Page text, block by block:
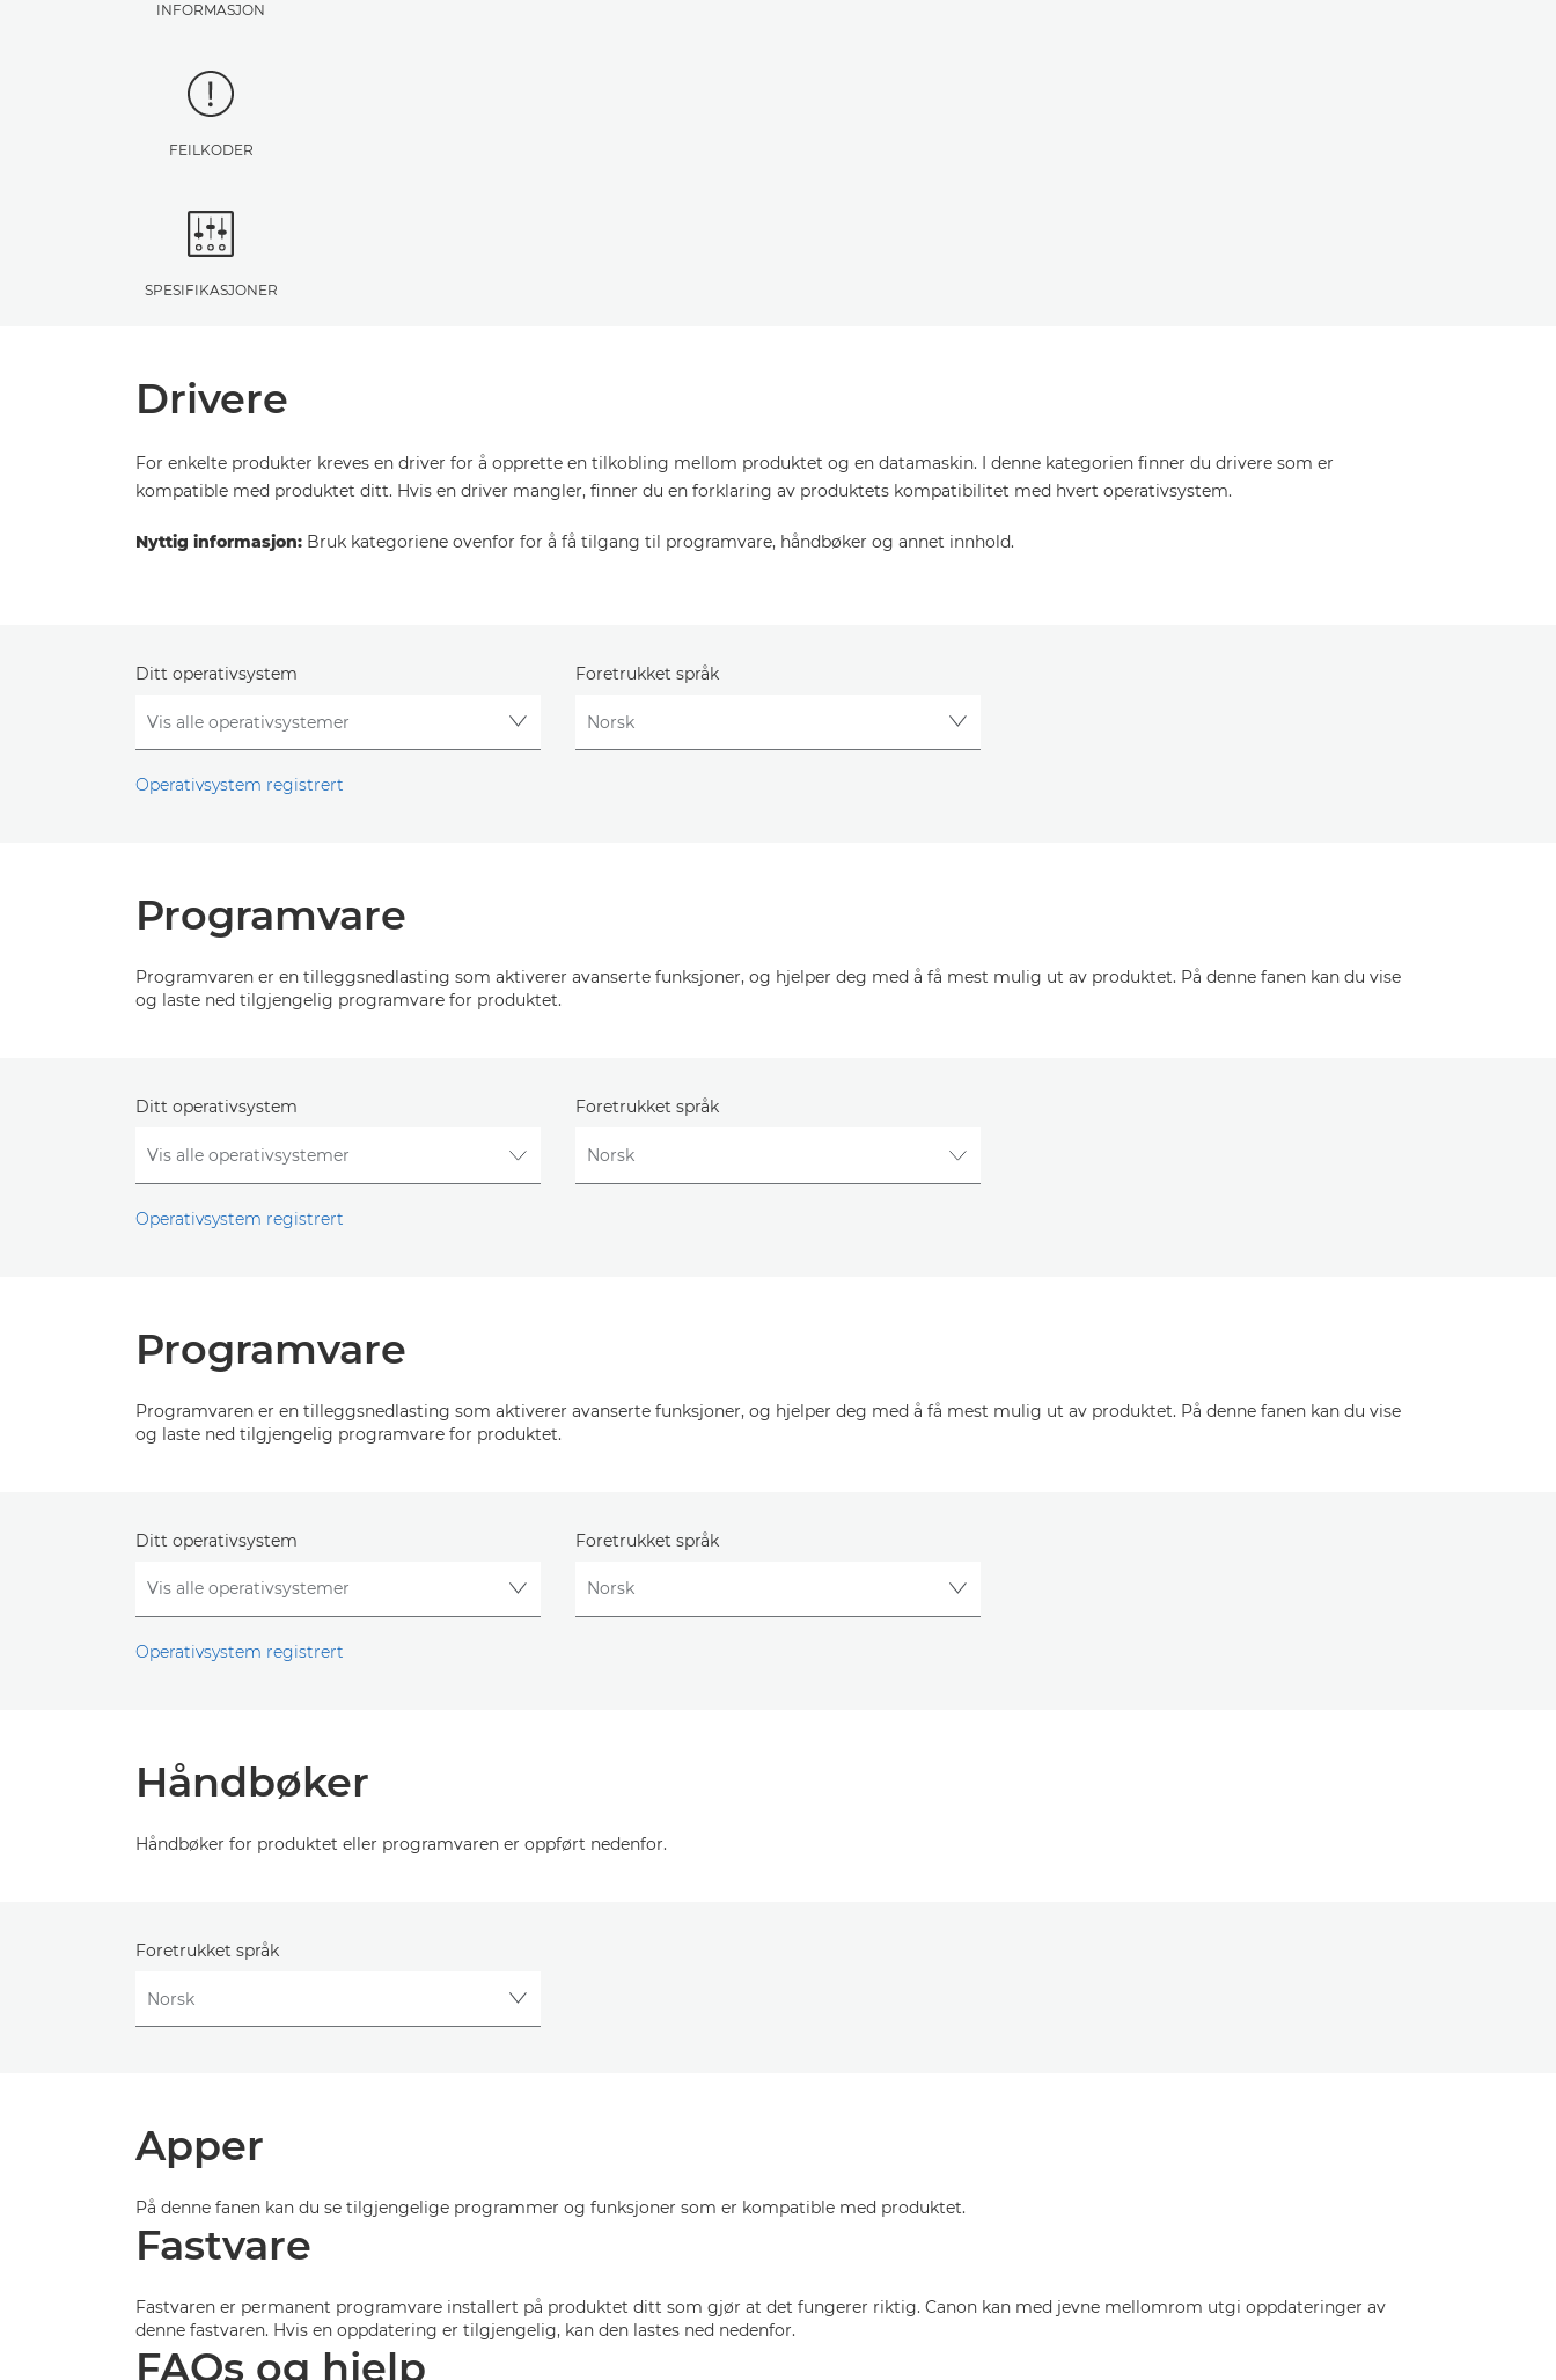
INFORMASJON
FEILKODER
SPESIFIKASJONER
Drivere
For enkelte produkter kreves en driver for å opprette en tilkobling mellom produktet og en datamaskin. I denne kategorien finner du drivere som er
kompatible med produktet ditt. Hvis en driver mangler, finner du en forklaring av produktets kompatibilitet med hvert operativsystem.
Nyttig informasjon: Bruk kategoriene ovenfor for å få tilgang til programvare, håndbøker og annet innhold.
Ditt operativsystem
Operativsystem registrert
Foretrukket språk
Programvare
Programvaren er en tilleggsnedlasting som aktiverer avanserte funksjoner, og hjelper deg med å få mest mulig ut av produktet. På denne fanen kan du vise
og laste ned tilgjengelig programvare for produktet.
Ditt operativsystem
Operativsystem registrert
Foretrukket språk
Programvare
Programvaren er en tilleggsnedlasting som aktiverer avanserte funksjoner, og hjelper deg med å få mest mulig ut av produktet. På denne fanen kan du vise
og laste ned tilgjengelig programvare for produktet.
Ditt operativsystem
Operativsystem registrert
Foretrukket språk
Håndbøker
Håndbøker for produktet eller programvaren er oppført nedenfor.
Foretrukket språk
Apper
På denne fanen kan du se tilgjengelige programmer og funksjoner som er kompatible med produktet.
Fastvare
Fastvaren er permanent programvare installert på produktet ditt som gjør at det fungerer riktig. Canon kan med jevne mellomrom utgi oppdateringer av
denne fastvaren. Hvis en oppdatering er tilgjengelig, kan den lastes ned nedenfor.
FAQs og hjelp